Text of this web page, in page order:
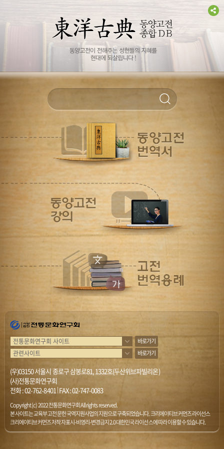
바로가기
바로가기
(우)03150 서울시 종로구 삼봉로81, 1332호(두산위브파빌리온)
(사)전통문화연구회
전화 :02-762-8401|FAX : 02-747-0083
Copyright (c) 2022 전통문화연구회 All rights reserved.
본 사이트는 교육부 고전문헌 국역지원사업의 지원으로 구축되었습니다. 크리에이티브 커먼즈 라이선스
크리에이티브 커먼즈 저작자표시-비영리-변경금지 2.0 대한민국 라이선스에 따라 이용할 수 있습니다.